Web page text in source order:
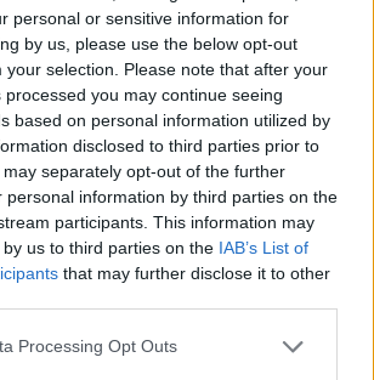
personal or sensitive information for
by us, please use the below opt-out
your selection. Please note that after your
you may continue seeing
based on personal information utilized by
disclosed to third parties prior to
separately opt-out of the further
personal information by third parties on the
participants. This information may
us to third parties on the IAB’s List of
that may further disclose it to other
Processing Opt Outs
I'm, goin through
que je traverse
I'm, goin through it
je traverse
me get ahold of that thing, cause
un bout de ce truc, parce que je vais
and roll niggas (uhh)
jette, observe et coince (uhh)
I can't control niggas! (c'mon!)
je peux pas contrôler les miens! (vas-